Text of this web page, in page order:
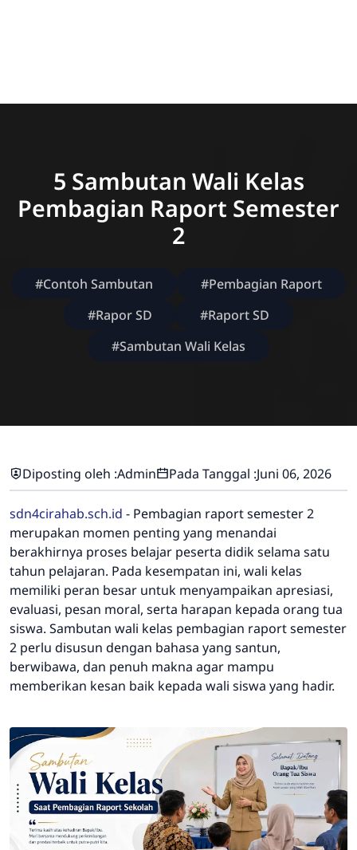
5 Sambutan Wali Kelas
Pembagian Raport Semester
2
#Contoh Sambutan
#Pembagian Raport
#Rapor SD
#Raport SD
#Sambutan Wali Kelas
Diposting oleh :Admin Pada Tanggal :Juni 06, 2026
sdn4cirahab.sch.id - Pembagian raport semester 2
merupakan momen penting yang menandai
berakhirnya proses belajar peserta didik selama satu
tahun pelajaran. Pada kesempatan ini, wali kelas
memiliki peran besar untuk menyampaikan apresiasi,
evaluasi, pesan moral, serta harapan kepada orang tua
siswa. Sambutan wali kelas pembagian raport semester
2 perlu disusun dengan bahasa yang santun,
berwibawa, dan penuh makna agar mampu
memberikan kesan baik kepada wali siswa yang hadir.